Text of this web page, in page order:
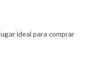
ideal para comprar